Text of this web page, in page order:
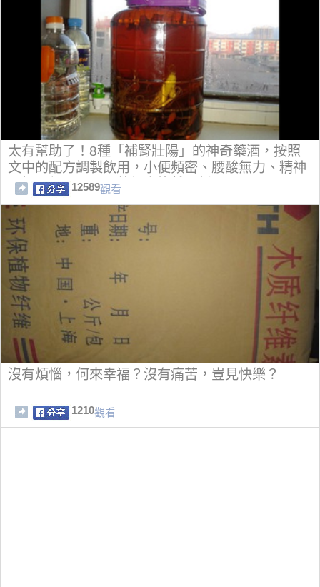
太有幫助了！8種「補腎壯陽」的神奇藥酒，按照
文中的配方調製飲用，小便頻密、腰酸無力、精神
不振全都不見了！整個人煥然一新！
12589觀看
沒有煩惱，何來幸福？沒有痛苦，豈見快樂？
1210觀看